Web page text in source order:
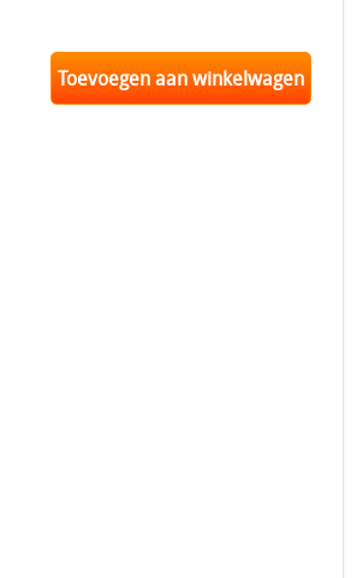
Toevoegen aan winkelwagen